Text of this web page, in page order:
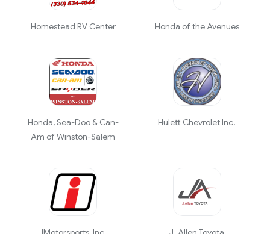
Homestead RV Center Honda of the Avenues
Honda, Sea-Doo & Can-
Am of Winston-Salem
Hulett Chevrolet Inc.